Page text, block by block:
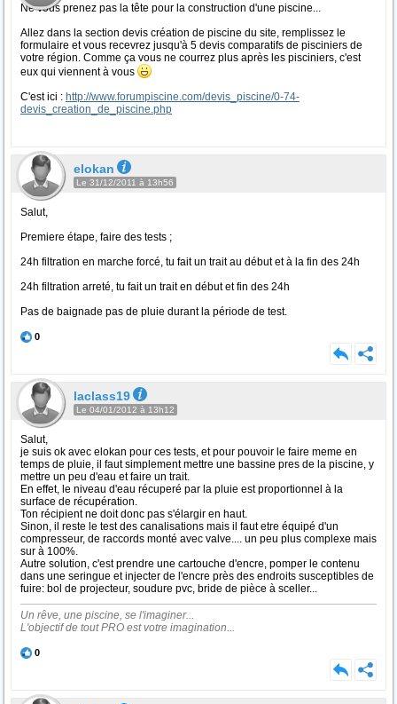
Ne vous prenez pas la tête pour la construction d'une piscine...
Allez dans la section devis création de piscine du site, remplissez le
formulaire et vous recevrez jusqu'à 5 devis comparatifs de pisciniers de
votre région. Comme ça vous ne courrez plus après les pisciniers, c'est
eux qui viennent à vous
C'est ici : http://www.forumpiscine.com/devis_piscine/0-74-
devis_creation_de_piscine.php
elokan
Le 31/12/2011 à 13h56
Salut,
Premiere étape, faire des tests ;
24h filtration en marche forcé, tu fait un trait au début et à la fin des 24h
24h filtration arreté, tu fait un trait en début et fin des 24h
Pas de baignade pas de pluie durant la période de test.
0
laclass19
Le 04/01/2012 à 13h12
Salut,
je suis ok avec elokan pour ces tests, et pour pouvoir le faire meme en
temps de pluie, il faut simplement mettre une bassine pres de la piscine, y
mettre un peu d'eau et faire un trait.
En effet, le niveau d'eau récuperé par la pluie est proportionnel à la
surface de récupération.
Ton récipient ne doit donc pas s'élargir en haut.
Sinon, il reste le test des canalisations mais il faut etre équipé d'un
compresseur, de raccords monté avec valve.... un peu plus complexe mais
sur à 100%.
Autre solution, c'est prendre une cartouche d'encre, pomper le contenu
dans une seringue et injecter de l'encre près des endroits susceptibles de
fuire: bol de projecteur, soudure pvc, bride de pièce à sceller...
Un rêve, une piscine, se l'imaginer...
L'objectif de tout PRO est votre imagination...
0